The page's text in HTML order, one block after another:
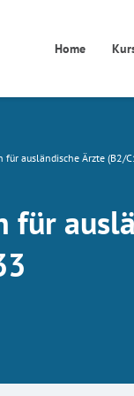
Home
ausländische Ärzte (B2/
für